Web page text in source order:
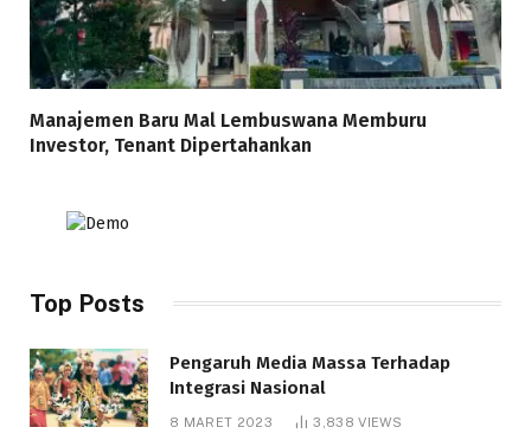
Manajemen Baru Mal Lembuswana Memburu
Investor, Tenant Dipertahankan
Top Posts
Pengaruh Media Massa Terhadap
Integrasi Nasional
8 MARET 2023 3,838VIEWS